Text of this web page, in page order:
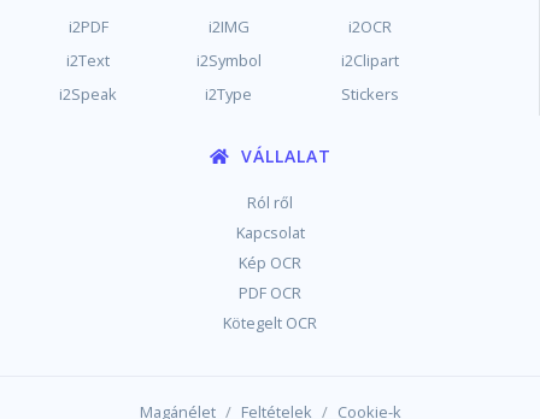
i2PDF i2IMG
i2OCR
i2Text
i2Symbol
i2Clipart
i2Speak
i2Type Stickers
VÁLLALAT
Ról ről
Kapcsolat
Kép OCR
PDF OCR
Kötegelt OCR
Magánélet / Feltételek / Cookie-k